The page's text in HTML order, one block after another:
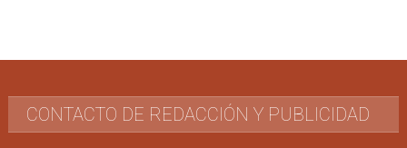
CONTACTO DE REDACCIÓN Y PUBLICIDAD